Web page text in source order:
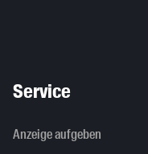
Service
Anzeige aufgeben